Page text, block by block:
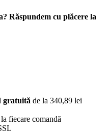
Răspundem cu plăcere la
gratuită de la 340,89 lei
la fiecare comandă